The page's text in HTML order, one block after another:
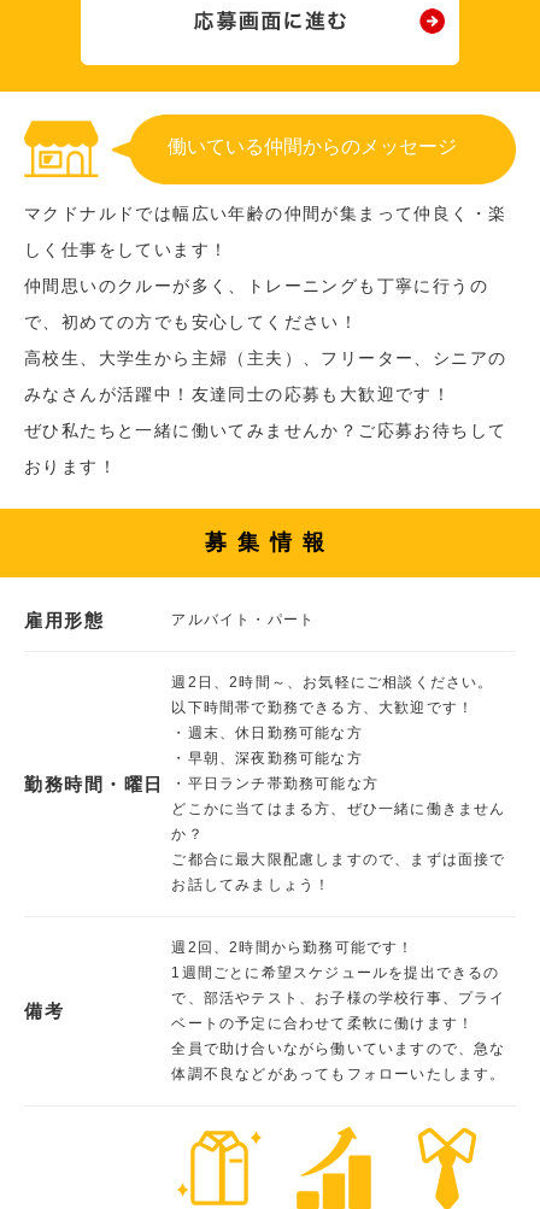
働いている仲間からのメッセージ
マクドナルドでは幅広い年齢の仲間が集まって仲良く・楽
しく仕事をしています！
仲間思いのクルーが多く、トレーニングも丁寧に行うの
で、初めての方でも安心してください！
高校生、大学生から主婦（主夫）、フリーター、シニアの
みなさんが活躍中！友達同士の応募も大歓迎です！
ぜひ私たちと一緒に働いてみませんか？ご応募お待ちして
おります！
募集情報
雇用形態 アルバイト・パート
勤務時間・曜日
週2日、2時間～、お気軽にご相談ください。
以下時間帯で勤務できる方、大歓迎です！
・週末、休日勤務可能な方
・早朝、深夜勤務可能な方
・平日ランチ帯勤務可能な方
どこかに当てはまる方、ぜひ一緒に働きません
か？
ご都合に最大限配慮しますので、まずは面接で
お話してみましょう！
備考
週2回、2時間から勤務可能です！
1週間ごとに希望スケジュールを提出できるの
で、部活やテスト、お子様の学校行事、プライ
ベートの予定に合わせて柔軟に働けます！
全員で助け合いながら働いていますので、急な
体調不良などがあってもフォローいたします。